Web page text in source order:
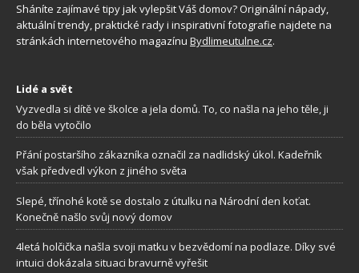
Sháníte zajímavé tipy jak vylepšit Váš domov? Originální nápady,
aktuální trendy, praktické rady i inspirativní fotografie najdete na
stránkách internetového magazínu Bydlimeutulne.cz.
Lidé a svět
Vyzvedla si dítě ve školce a jela domů. To, co našla na jeho těle, ji
do běla vytočilo
Přání postaršího zákazníka označil za nadlidský úkol. Kadeřník
však předvedl výkon z jiného světa
Slepé, třínohé kotě se dostalo z útulku na Národní den koťat.
Konečně našlo svůj nový domov
4letá holčička našla svoji matku v bezvědomí na podlaze. Díky své
intuici dokázala situaci bravurně vyřešit